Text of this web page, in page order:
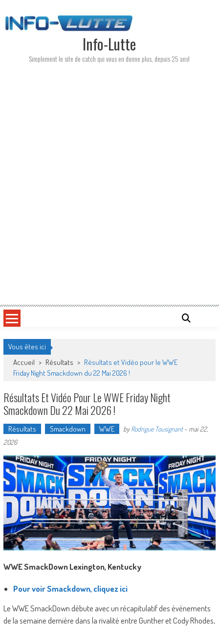
to
content
Info-Lutte
Simplement le site de catch qui vous en donne plus, depuis 25 ans!
Vous êtes ici
Accueil > Résultats > Résultats et Vidéo pour le WWE
Friday Night Smackdown du 22 Mai 2026 !
Résultats Et Vidéo Pour Le WWE Friday Night
Smackdown Du 22 Mai 2026 !
Résultats Smackdown WWE byRodrigue Tousignant- mai 22,
2026
WWE SmackDown Lexington, Kentucky
Pour voir Smackdown, cliquez ici
Le WWE SmackDown débute avec un récapitulatif des événements
de la semaine dernière dans la rivalité entre Gunther et Cody Rhodes,